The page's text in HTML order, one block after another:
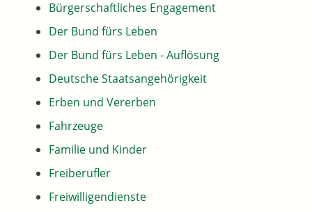
Bürgerschaftliches Engagement
Der Bund fürs Leben
Der Bund fürs Leben - Auflösung
Deutsche Staatsangehörigkeit
Erben und Vererben
Fahrzeuge
Familie und Kinder
Freiberufler
Freiwilligendienste